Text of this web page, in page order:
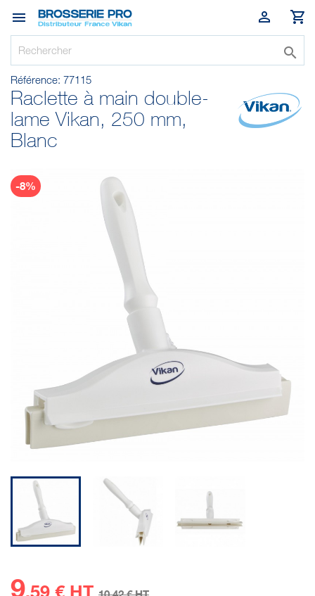
 


Référence: 77115
Raclette à main double-
lame Vikan, 250 mm,
Blanc
-8%
9,59 € HT